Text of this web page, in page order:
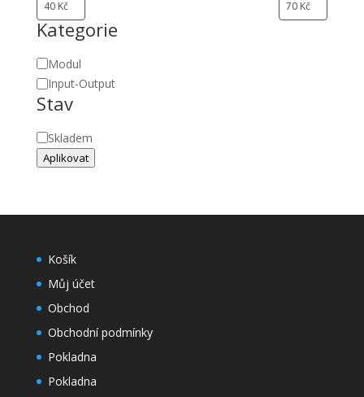
Kategorie
Kategorie
Modul
Input-Output
Stav
StavSkladem
Aplikovat
Košík
Můj účet
Obchod
Obchodní podmínky
Pokladna
Pokladna